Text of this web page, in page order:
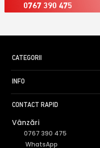
0767 390 475
CATEGORII
INFO
CONTACT RAPID
Vânzări
0767 390 475
WhatsApp